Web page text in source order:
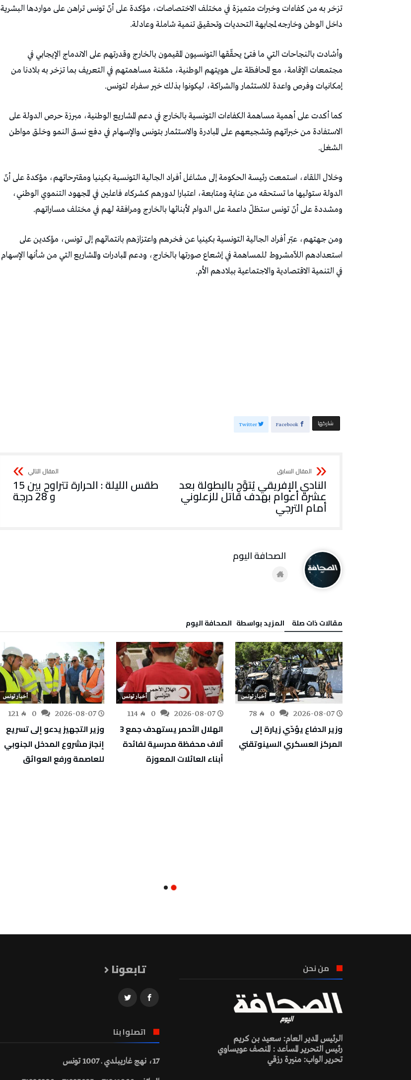
تزخر به من كفاءات وخبرات متميزة في مختلف الاختصاصات، مؤكدة على أنّ تونس تراهن على مواردها البشرية
داخل الوطن وخارجه لمجابهة التحديات وتحقيق تنمية شاملة وعادلة.
وأشادت بالنجاحات التي ما فتئ يحقّقها التونسيون المقيمون بالخارج وقدرتهم على الاندماج الإيجابي في
مجتمعات الإقامة، مع المحافظة على هويتهم الوطنية، مثمّنة مساهمتهم في التعريف بما تزخر به بلادنا من
إمكانيات وفرص واعدة للاستثمار والشراكة، ليكونوا بذلك خير سفراء لتونس.
كما أكدت على أهمية مساهمة الكفاءات التونسية بالخارج في دعم المشاريع الوطنية، مبرزة حرص الدولة على
الاستفادة من خبراتهم وتشجيعهم على المبادرة والاستثمار بتونس والإسهام في دفع نسق النمو وخلق مواطن
الشغل.
وخلال اللقاء، استمعت رئيسة الحكومة إلى مشاغل أفراد الجالية التونسية بكينيا ومقترحاتهم، مؤكدة على أنّ
الدولة ستوليها ما تستحقه من عناية ومتابعة، اعتبارا لدورهم كشركاء فاعلين في المجهود التنموي الوطني،
ومشددة على أنّ تونس ستظلّ داعمة على الدوام لأبنائها بالخارج ومرافقة لهم في مختلف مساراتهم.
ومن جهتهم، عبّر أفراد الجالية التونسية بكينيا عن فخرهم واعتزازهم بانتمائهم إلى تونس، مؤكدين على
استعدادهم اللاّمشروط للمساهمة في إشعاع صورتها بالخارج، ودعم المبادرات والمشاريع التي من شأنها الإسهام
في التنمية الاقتصادية والاجتماعية ببلادهم الأم.
‫‫ شاركها‬ Facebook
Twitter
النادي الإفريقي يُتوَّج بالبطولة بعد
عشرة أعوام بهدف قاتل للزعلوني
أمام الترجي
طقس الليلة : الحرارة تتراوح بين 15
و 28 درجة
‫مقالات ذات صلة‬ ‫‫المزيد بواسطة‬ ‬ ‭ ‬الصحافة‭ ‬اليوم
أخبار تونس
2026-08-07
78
وزير الدفاع يؤدّي زيارة إلى
المركز العسكري السينوتقني
أخبار تونس
2026-08-07
114
الهلال الأحمر يستهدف جمع 3
آلاف محفظة مدرسية لفائدة
أبناء العائلات المعوزة
أخبار تونس
2026-08-07
121
وزير التجهيز يدعو إلى تسريع
إنجاز مشروع المدخل الجنوبي
للعاصمة ورفع العوائق
من نحن
الرئيس المدير العام: سعيد بن كريم
رئيس التحرير المساعد : المنصف عويساوي
تحرير الواب: منيرة رزقي
تابعونا
اتصلوا بنا
17، نهج غاريبلدي ـ 1007 تونس